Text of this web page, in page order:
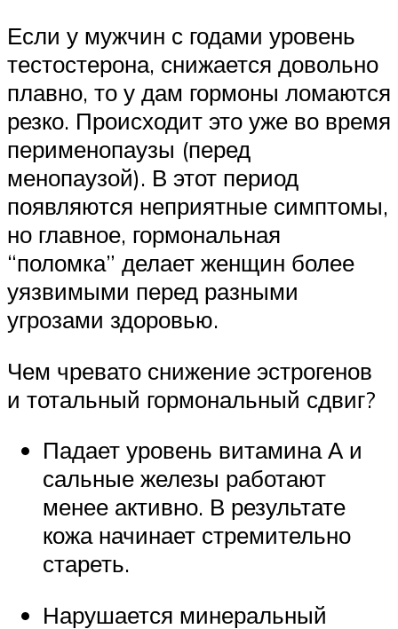
Если у мужчин с годами уровень
тестостерона, снижается довольно
плавно, то у дам гормоны ломаются
резко. Происходит это уже во время
перименопаузы (перед
менопаузой). В этот период
появляются неприятные симптомы,
но главное, гормональная
“поломка” делает женщин более
уязвимыми перед разными
угрозами здоровью.
Чем чревато снижение эстрогенов
и тотальный гормональный сдвиг?
Падает уровень витамина А и
сальные железы работают
менее активно. В результате
кожа начинает стремительно
стареть.
Нарушается минеральный